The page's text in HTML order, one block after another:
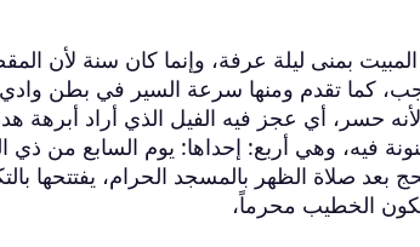
بمنى ليلة عرفة، وإنما كان سنة لأن
كما تقدم ومنها سرعة السير في بطن
حسر، أي عجز فيه الفيل الذي أراد أبرهة
فيه، وهي أربع: إحداها: يوم السابع من
بعد صلاة الظهر بالمسجد الحرام، يفتتحها
الخطيب محرماً،